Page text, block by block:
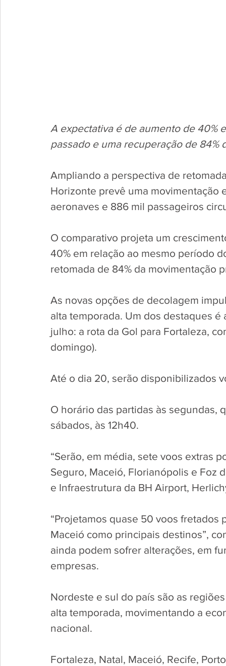
A expectativa é de aumento de 40%
passado e uma recuperação de
Ampliando a perspectiva de
Horizonte prevê uma movimentação
aeronaves e 886 mil passageiros
O comparativo projeta um
40% em relação ao mesmo período
retomada de 84% da movimentação
As novas opções de decolagem
alta temporada. Um dos destaques
julho: a rota da Gol para Fortaleza,
domingo).
Até o dia 20, serão disponibilizados
O horário das partidas às segundas,
sábados, às 12h40.
“Serão, em média, sete voos extras
Seguro, Maceió, Florianópolis e Foz
e Infraestrutura da BH Airport,
“Projetamos quase 50 voos fretados
Maceió como principais destinos”,
ainda podem sofrer alterações, em
empresas.
Nordeste e sul do país são as
alta temporada, movimentando a
nacional.
Fortaleza, Natal, Maceió, Recife,